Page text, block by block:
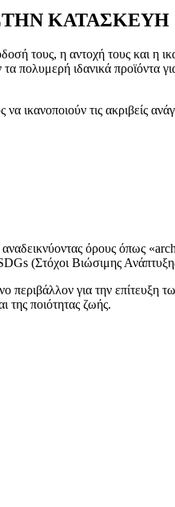
ΚΑΤΑΣΚΕΥΗ
η αντοχή τους και η
πολυμερή ιδανικά προϊόντα
ικανοποιούν τις ακριβείς
όρους όπως
SDGs (Στόχοι Βιώσιμης
περιβάλλον για την
της ποιότητας ζωής.